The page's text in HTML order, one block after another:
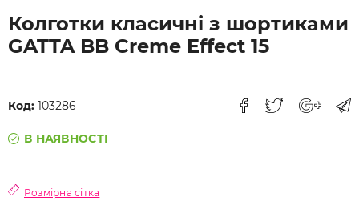
Колготки класичні з шортиками
GATTA BB Creme Effect 15
Код: 103286
В НАЯВНОСТІ
Розмірна сітка